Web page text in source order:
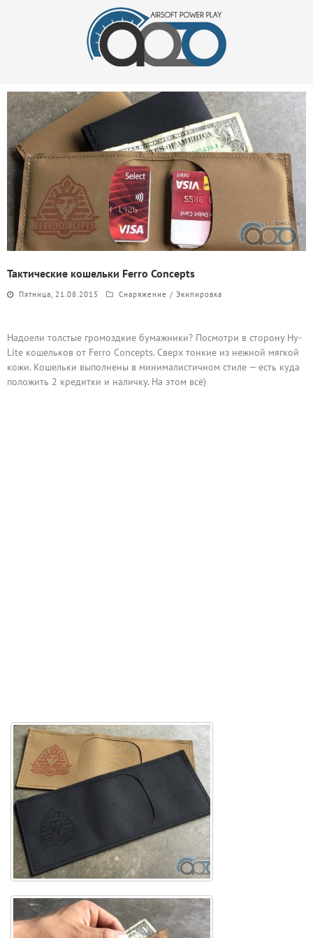
Тактические кошельки Ferro Concepts
Пятница, 21.08.2015 Снаряжение / Экипировка
Надоели толстые громоздкие бумажники? Посмотри в сторону Hy-
Lite кошельков от Ferro Concepts. Сверх тонкие из нежной мягкой
кожи. Кошельки выполнены в минималистичном стиле — есть куда
положить 2 кредитки и наличку. На этом всё)